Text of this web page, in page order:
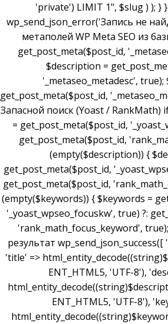
'private') LIMIT 1", $slug ) ); }
wp_send_json_error('Запись не
метаполей WP Meta SEO из
get_post_meta($post_id,
$description =
'_metaseo_metadesc', true);
get_post_meta($post_id,
Запасной поиск (Yoast / RankMath)
= get_post_meta($post_id,
get_post_meta($post_id,
(empty($description)) {
get_post_meta($post_id,
get_post_meta($post_id,
(empty($keywords)) { $keywords =
'_yoast_wpseo_focuskw', true) ?:
'rank_math_focus_keyword',
результат
'title' =>
ENT_HTML5, 'UTF-8'),
ENT_HTML5, 'UTF-8'),